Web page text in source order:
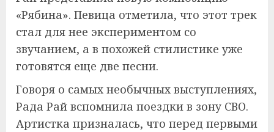
«Рябина». Певица отметила, что этот трек
стал для нее экспериментом со
звучанием, а в похожей стилистике уже
готовятся еще две песни.
Говоря о самых необычных выступлениях,
Рада Рай вспомнила поездки в зону СВО.
Артистка призналась, что перед первыми